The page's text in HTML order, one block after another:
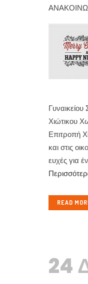
Χιώτικου
Επιτροπή
και στις
ευχές για
READ
24